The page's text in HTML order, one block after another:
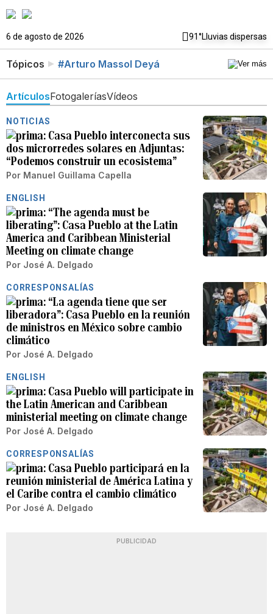
6 de agosto de 2026 91°Lluvias dispersas
Tópicos #Arturo Massol Deyá
ArtículosFotogaleríasVídeos
NOTICIAS
Casa Pueblo interconecta sus
dos microrredes solares en Adjuntas:
“Podemos construir un ecosistema”
Por Manuel Guillama Capella
ENGLISH
“The agenda must be
liberating”: Casa Pueblo at the Latin
America and Caribbean Ministerial
Meeting on climate change
Por José A. Delgado
CORRESPONSALÍAS
“La agenda tiene que ser
liberadora”: Casa Pueblo en la reunión
de ministros en México sobre cambio
climático
Por José A. Delgado
ENGLISH
Casa Pueblo will participate in
the Latin American and Caribbean
ministerial meeting on climate change
Por José A. Delgado
CORRESPONSALÍAS
Casa Pueblo participará en la
reunión ministerial de América Latina y
el Caribe contra el cambio climático
Por José A. Delgado
PUBLICIDAD